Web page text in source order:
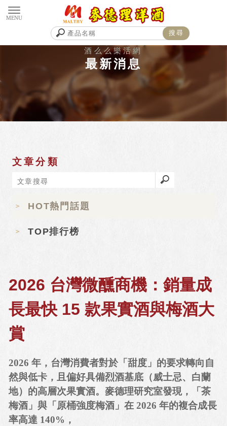
最新消息
文章分類
HOT熱門話題
TOP排行榜
2026 台灣微醺商機：銷量成
長最快 15 款果實酒與梅酒大
賞
2026 年，台灣消費者對於「甜度」的要求轉向自
然與低卡，且偏好具備烈酒基底（威士忌、白蘭
地）的高層次果實酒。麥德理研究室發現，「茶
梅酒」與「原桶強度梅酒」在 2026 年的複合成長
率高達 140%，